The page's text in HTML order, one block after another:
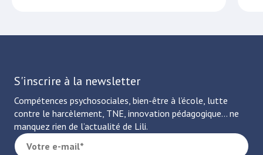
S'inscrire à la newsletter
Compétences psychosociales, bien-être à l’école, lutte
contre le harcèlement, TNE, innovation pédagogique… ne
manquez rien de l’actualité de Lili.